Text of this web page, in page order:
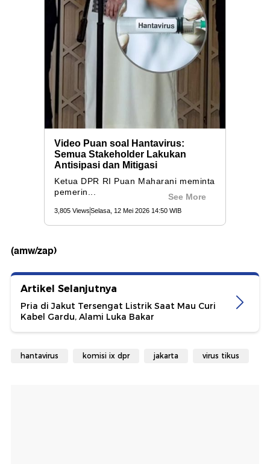
(amw/zap)
Artikel Selanjutnya
Pria di Jakut Tersengat Listrik Saat Mau Curi
Kabel Gardu, Alami Luka Bakar
hantavirus komisi ix dpr jakarta virus tikus